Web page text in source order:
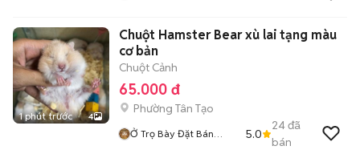
1 phút trước 4
Chuột Hamster Bear xù lai tạng màu
cơ bản
Chuột Cảnh
65.000 đ
Phường Tân Tạo
Ở Trọ Bày Đặt Bán
5.0
24đã
bán